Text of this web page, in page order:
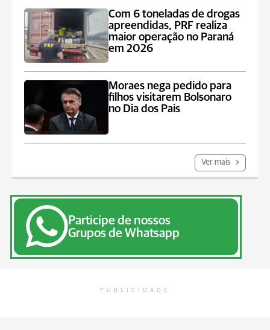
Com 6 toneladas de drogas
apreendidas, PRF realiza
maior operação no Paraná
em 2026
Moraes nega pedido para
filhos visitarem Bolsonaro
no Dia dos Pais
Ver mais
Participe de nossos
Grupos de Whatsapp
PUBLICIDADE